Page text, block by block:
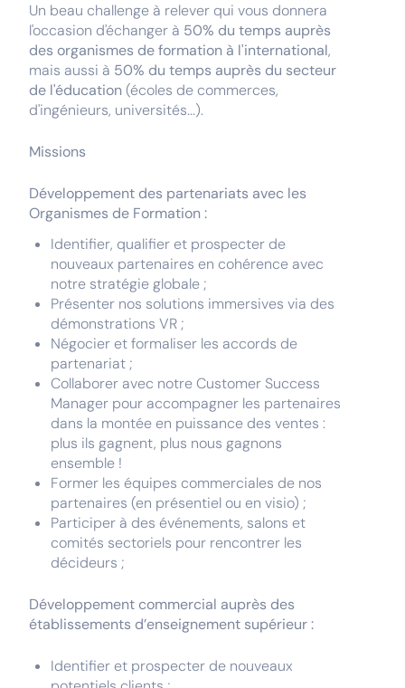
Un beau challenge à relever qui vous donnera
l'occasion d'échanger à 50% du temps auprès
des organismes de formation à l'international,
mais aussi à 50% du temps auprès du secteur
de l'éducation(écoles de commerces,
d'ingénieurs, universités...).
Missions
Développement des partenariats avec les
Organismes de Formation :
Identifier, qualifier et prospecter de
nouveaux partenaires en cohérence avec
notre stratégie globale ;
Présenter nos solutions immersives via des
démonstrations VR ;
Négocier et formaliser les accords de
partenariat ;
Collaborer avec notre Customer Success
Manager pour accompagner les partenaires
dans la montée en puissance des ventes :
plus ils gagnent, plus nous gagnons
ensemble !
Former les équipes commerciales de nos
partenaires (en présentiel ou en visio) ;
Participer à des événements, salons et
comités sectoriels pour rencontrer les
décideurs ;
Développement commercial auprès des
établissements d’enseignement supérieur :
Identifier et prospecter de nouveaux